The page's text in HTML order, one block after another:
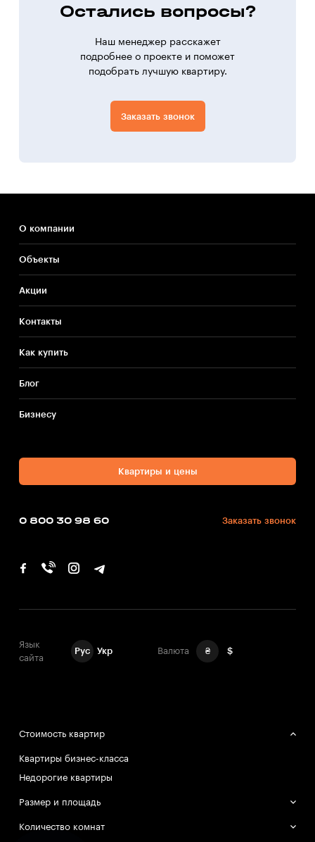
Остались вопросы?
Наш менеджер расскажет
подробнее о проекте и поможет
подобрать лучшую квартиру.
Заказать звонок
О компании
Объекты
Акции
Контакты
Как купить
Блог
Бизнесу
Квартиры и цены
0 800 30 98 60 Заказать звонок
Язык
сайта
Рус Укр Валюта ₴ $
Стоимость квартир
Квартиры бизнес-класса
Недорогие квартиры
Размер и площадь
Большие квартиры
Количество комнат